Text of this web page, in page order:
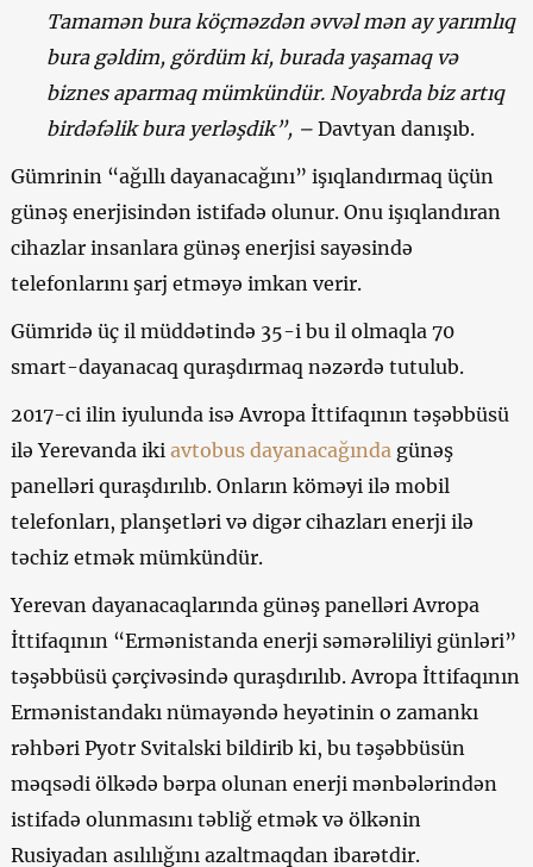
Tamamən bura köçməzdən əvvəl mən ay yarımlıq
bura gəldim, gördüm ki, burada yaşamaq və
biznes aparmaq mümkündür. Noyabrda biz artıq
birdəfəlik bura yerləşdik”, – Davtyan danışıb.
Gümrinin “ağıllı dayanacağını” işıqlandırmaq üçün
günəş enerjisindən istifadə olunur. Onu işıqlandıran
cihazlar insanlara günəş enerjisi sayəsində
telefonlarını şarj etməyə imkan verir.
Gümridə üç il müddətində 35-i bu il olmaqla 70
smart-dayanacaq quraşdırmaq nəzərdə tutulub.
2017-ci ilin iyulunda isə Avropa İttifaqının təşəbbüsü
ilə Yerevanda iki avtobus dayanacağında günəş
panelləri quraşdırılıb. Onların köməyi ilə mobil
telefonları, planşetləri və digər cihazları enerji ilə
təchiz etmək mümkündür.
Yerevan dayanacaqlarında günəş panelləri Avropa
İttifaqının “Ermənistanda enerji səmərəliliyi günləri”
təşəbbüsü çərçivəsində quraşdırılıb. Avropa İttifaqının
Ermənistandakı nümayəndə heyətinin o zamankı
rəhbəri Pyotr Svitalski bildirib ki, bu təşəbbüsün
məqsədi ölkədə bərpa olunan enerji mənbələrindən
istifadə olunmasını təbliğ etmək və ölkənin
Rusiyadan asılılığını azaltmaqdan ibarətdir.